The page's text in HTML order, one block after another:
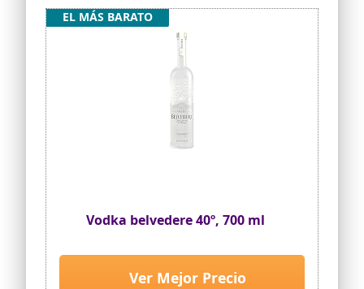
Vodka belvedere 40º, 700 ml
Ver Mejor Precio
EL MÁS BARATO